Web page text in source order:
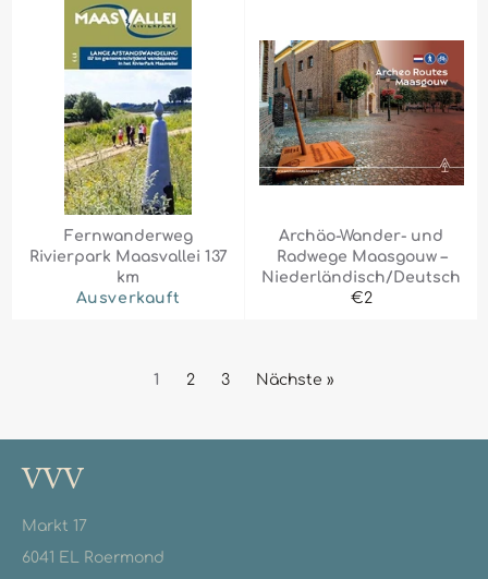
Fernwanderweg
Rivierpark Maasvallei 137
km
Ausverkauft
Archäo-Wander- und
Radwege Maasgouw –
Niederländisch/Deutsch
Normaler
€2
1 2 3 Nächste »
VVV
Markt 17
6041 EL Roermond